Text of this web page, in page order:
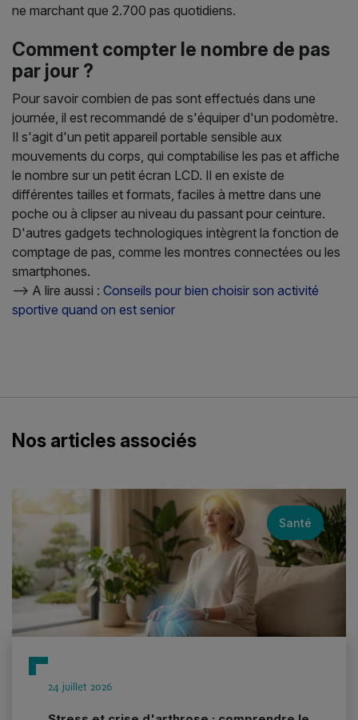
ne marchant que 2.700 pas quotidiens.
Comment compter le nombre de pas
par jour ?
Pour savoir combien de pas sont effectués dans une
journée, il est recommandé de s'équiper d'un podomètre.
Il s'agit d'un petit appareil portable sensible aux
mouvements du corps, qui comptabilise les pas et affiche
le nombre sur un petit écran LCD. Il en existe de
différentes tailles et formats, faciles à mettre dans une
poche ou à clipser au niveau du passant pour ceinture.
D'autres gadgets technologiques intègrent la fonction de
comptage de pas, comme les montres connectées ou les
smartphones.
--> A lire aussi : Conseils pour bien choisir son activité
sportive quand on est senior
Nos articles associés
Santé
24 juillet 2026